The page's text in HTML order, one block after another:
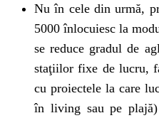
Nu în cele din urmă,
5000 înlocuiesc la
se reduce gradul de
staţiilor fixe de lucru,
cu proiectele la care
în living sau pe